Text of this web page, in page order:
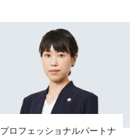
プロフェッショナルパートナ